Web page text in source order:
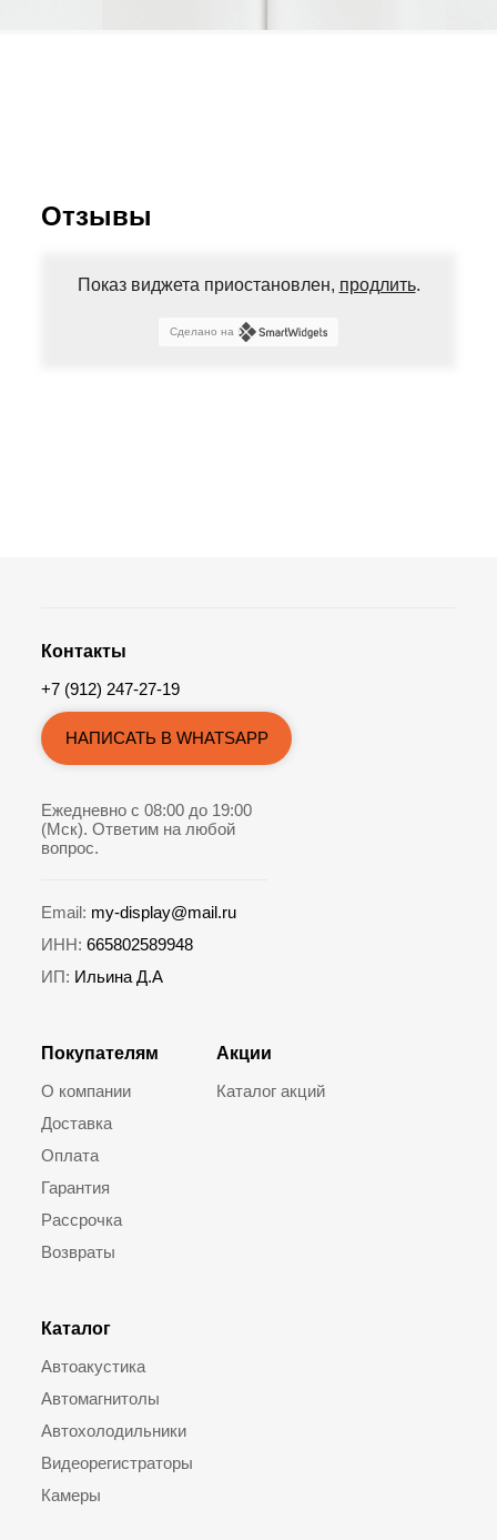
Отзывы
Показ виджета приостановлен, продлить.
Сделано на
Покупателям
О компании
Доставка
Оплата
Гарантия
Рассрочка
Возвраты
Каталог
Автоакустика
Автомагнитолы
Автохолодильники
Видеорегистраторы
Камеры
Акции
Каталог акций
Контакты
+7 (912) 247-27-19
НАПИСАТЬ В WHATSAPP
Ежедневно с 08:00 до 19:00
(Мск). Ответим на любой
вопрос.
Email: my-display@mail.ru
ИНН: 665802589948
ИП: Ильина Д.А